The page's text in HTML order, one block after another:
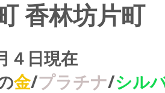
香林坊片町
４日現在
金/プラチナ/シル